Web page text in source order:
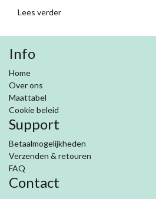
Lees verder
Info
Home
Over ons
Maattabel
Cookie beleid
Support
Betaalmogelijkheden
Verzenden & retouren
FAQ
Contact